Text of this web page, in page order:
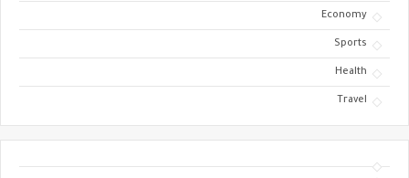
Economy
Sports
Health
Travel